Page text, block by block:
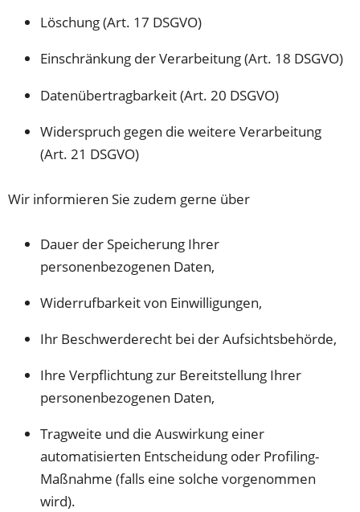
Löschung (Art. 17 DSGVO)
Einschränkung der Verarbeitung (Art. 18 DSGVO)
Datenübertragbarkeit (Art. 20 DSGVO)
Widerspruch gegen die weitere Verarbeitung
(Art. 21 DSGVO)
Wir informieren Sie zudem gerne über
Dauer der Speicherung Ihrer
personenbezogenen Daten,
Widerrufbarkeit von Einwilligungen,
Ihr Beschwerderecht bei der Aufsichtsbehörde,
Ihre Verpflichtung zur Bereitstellung Ihrer
personenbezogenen Daten,
Tragweite und die Auswirkung einer
automatisierten Entscheidung oder Profiling-
Maßnahme (falls eine solche vorgenommen
wird).